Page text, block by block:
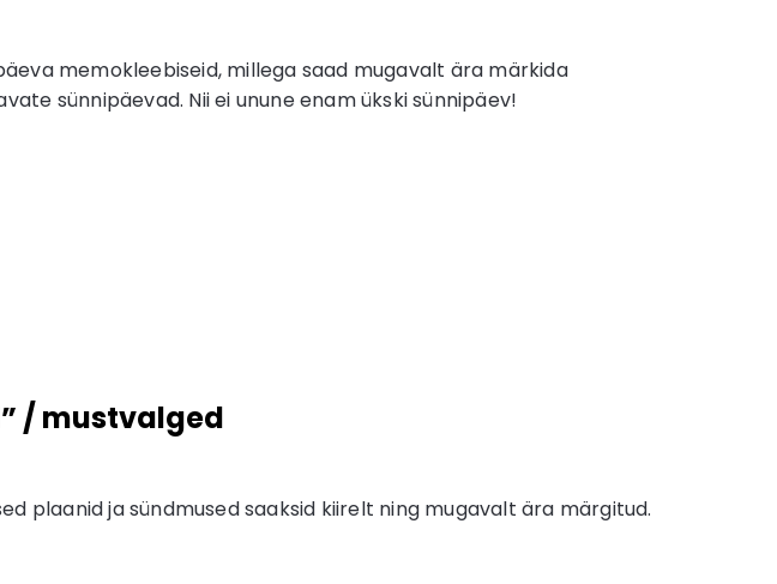
memokleebiseid, millega saad mugavalt ära märkida
sünnipäevad. Nii ei unune enam ükski sünnipäev!
/ mustvalged
plaanid ja sündmused saaksid kiirelt ning mugavalt ära märgitud.